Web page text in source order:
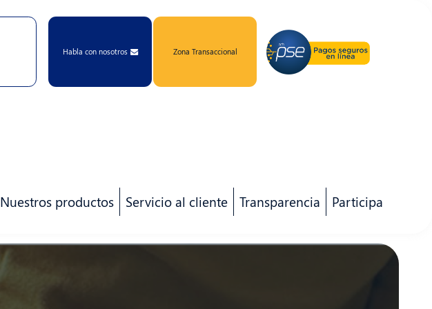
Habla con nosotros Zona Transaccional
Nuestros productos Servicio al cliente Transparencia Participa